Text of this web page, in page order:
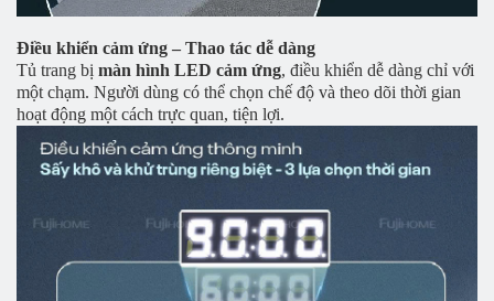
Điều khiển cảm ứng – Thao tác dễ dàng
Tủ trang bị màn hình LED cảm ứng, điều khiển dễ dàng chỉ với
một chạm. Người dùng có thể chọn chế độ và theo dõi thời gian
hoạt động một cách trực quan, tiện lợi.